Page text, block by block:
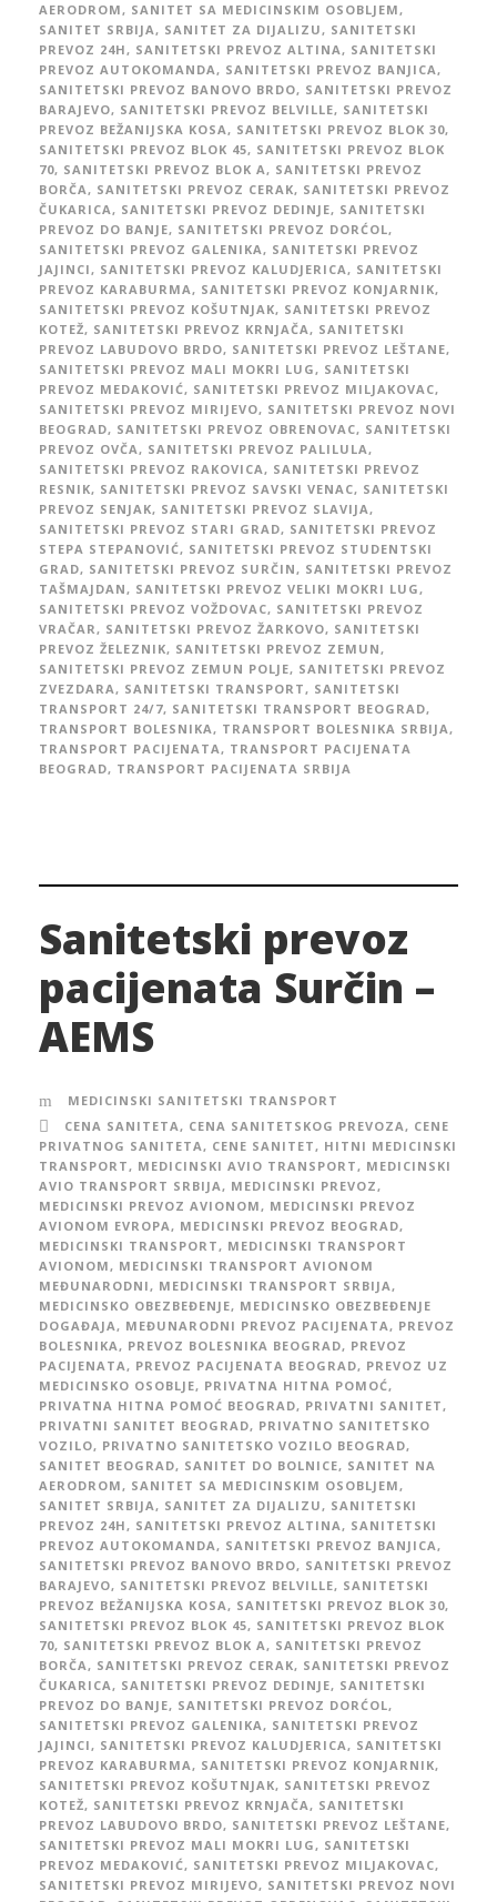
AERODROM, SANITET SA MEDICINSKIM OSOBLJEM,
SANITET SRBIJA, SANITET ZA DIJALIZU, SANITETSKI
PREVOZ 24H, SANITETSKI PREVOZ ALTINA, SANITETSKI
PREVOZ AUTOKOMANDA, SANITETSKI PREVOZ BANJICA,
SANITETSKI PREVOZ BANOVO BRDO, SANITETSKI PREVOZ
BARAJEVO, SANITETSKI PREVOZ BELVILLE, SANITETSKI
PREVOZ BEŽANIJSKA KOSA, SANITETSKI PREVOZ BLOK 30,
SANITETSKI PREVOZ BLOK 45, SANITETSKI PREVOZ BLOK
70, SANITETSKI PREVOZ BLOK A, SANITETSKI PREVOZ
BORČA, SANITETSKI PREVOZ CERAK, SANITETSKI PREVOZ
ČUKARICA, SANITETSKI PREVOZ DEDINJE, SANITETSKI
PREVOZ DO BANJE, SANITETSKI PREVOZ DORĆOL,
SANITETSKI PREVOZ GALENIKA, SANITETSKI PREVOZ
JAJINCI, SANITETSKI PREVOZ KALUDJERICA, SANITETSKI
PREVOZ KARABURMA, SANITETSKI PREVOZ KONJARNIK,
SANITETSKI PREVOZ KOŠUTNJAK, SANITETSKI PREVOZ
KOTEŽ, SANITETSKI PREVOZ KRNJAČA, SANITETSKI
PREVOZ LABUDOVO BRDO, SANITETSKI PREVOZ LEŠTANE,
SANITETSKI PREVOZ MALI MOKRI LUG, SANITETSKI
PREVOZ MEDAKOVIĆ, SANITETSKI PREVOZ MILJAKOVAC,
SANITETSKI PREVOZ MIRIJEVO, SANITETSKI PREVOZ NOVI
BEOGRAD, SANITETSKI PREVOZ OBRENOVAC, SANITETSKI
PREVOZ OVČA, SANITETSKI PREVOZ PALILULA,
SANITETSKI PREVOZ RAKOVICA, SANITETSKI PREVOZ
RESNIK, SANITETSKI PREVOZ SAVSKI VENAC, SANITETSKI
PREVOZ SENJAK, SANITETSKI PREVOZ SLAVIJA,
SANITETSKI PREVOZ STARI GRAD, SANITETSKI PREVOZ
STEPA STEPANOVIĆ, SANITETSKI PREVOZ STUDENTSKI
GRAD, SANITETSKI PREVOZ SURČIN, SANITETSKI PREVOZ
TAŠMAJDAN, SANITETSKI PREVOZ VELIKI MOKRI LUG,
SANITETSKI PREVOZ VOŽDOVAC, SANITETSKI PREVOZ
VRAČAR, SANITETSKI PREVOZ ŽARKOVO, SANITETSKI
PREVOZ ŽELEZNIK, SANITETSKI PREVOZ ZEMUN,
SANITETSKI PREVOZ ZEMUN POLJE, SANITETSKI PREVOZ
ZVEZDARA, SANITETSKI TRANSPORT, SANITETSKI
TRANSPORT 24/7, SANITETSKI TRANSPORT BEOGRAD,
TRANSPORT BOLESNIKA, TRANSPORT BOLESNIKA SRBIJA,
TRANSPORT PACIJENATA, TRANSPORT PACIJENATA
BEOGRAD, TRANSPORT PACIJENATA SRBIJA
Sanitetski prevoz
pacijenata Surčin –
AEMS
MEDICINSKI SANITETSKI TRANSPORT
CENA SANITETA , CENA SANITETSKOG PREVOZA , CENE
PRIVATNOG SANITETA , CENE SANITET , HITNI MEDICINSKI
TRANSPORT , MEDICINSKI AVIO TRANSPORT , MEDICINSKI
AVIO TRANSPORT SRBIJA , MEDICINSKI PREVOZ ,
MEDICINSKI PREVOZ AVIONOM , MEDICINSKI PREVOZ
AVIONOM EVROPA , MEDICINSKI PREVOZ BEOGRAD,
MEDICINSKI TRANSPORT , MEDICINSKI TRANSPORT
AVIONOM , MEDICINSKI TRANSPORT AVIONOM
MEĐUNARODNI , MEDICINSKI TRANSPORT SRBIJA ,
MEDICINSKO OBEZBEĐENJE, MEDICINSKO OBEZBEĐENJE
DOGAĐAJA , MEĐUNARODNI PREVOZ PACIJENATA , PREVOZ
BOLESNIKA , PREVOZ BOLESNIKA BEOGRAD, PREVOZ
PACIJENATA , PREVOZ PACIJENATA BEOGRAD, PREVOZ UZ
MEDICINSKO OSOBLJE, PRIVATNA HITNA POMOĆ,
PRIVATNA HITNA POMOĆ BEOGRAD, PRIVATNI SANITET ,
PRIVATNI SANITET BEOGRAD, PRIVATNO SANITETSKO
VOZILO, PRIVATNO SANITETSKO VOZILO BEOGRAD,
SANITET BEOGRAD, SANITET DO BOLNICE, SANITET NA
AERODROM , SANITET SA MEDICINSKIM OSOBLJEM ,
SANITET SRBIJA , SANITET ZA DIJALIZU , SANITETSKI
PREVOZ 24H , SANITETSKI PREVOZ ALTINA , SANITETSKI
PREVOZ AUTOKOMANDA , SANITETSKI PREVOZ BANJICA ,
SANITETSKI PREVOZ BANOVO BRDO, SANITETSKI PREVOZ
BARAJEVO, SANITETSKI PREVOZ BELVILLE, SANITETSKI
PREVOZ BEŽANIJSKA KOSA , SANITETSKI PREVOZ BLOK 30,
SANITETSKI PREVOZ BLOK 45, SANITETSKI PREVOZ BLOK
70, SANITETSKI PREVOZ BLOK A , SANITETSKI PREVOZ
BORČA , SANITETSKI PREVOZ CERAK, SANITETSKI PREVOZ
ČUKARICA , SANITETSKI PREVOZ DEDINJE, SANITETSKI
PREVOZ DO BANJE, SANITETSKI PREVOZ DORĆOL,
SANITETSKI PREVOZ GALENIKA , SANITETSKI PREVOZ
JAJINCI , SANITETSKI PREVOZ KALUDJERICA , SANITETSKI
PREVOZ KARABURMA , SANITETSKI PREVOZ KONJARNIK,
SANITETSKI PREVOZ KOŠUTNJAK, SANITETSKI PREVOZ
KOTEŽ, SANITETSKI PREVOZ KRNJAČA , SANITETSKI
PREVOZ LABUDOVO BRDO, SANITETSKI PREVOZ LEŠTANE,
SANITETSKI PREVOZ MALI MOKRI LUG , SANITETSKI
PREVOZ MEDAKOVIĆ, SANITETSKI PREVOZ MILJAKOVAC,
SANITETSKI PREVOZ MIRIJEVO, SANITETSKI PREVOZ NOVI